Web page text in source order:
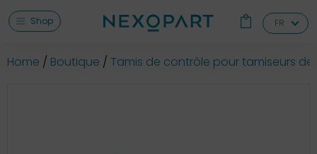
Shop FR
Home Boutique Tamis de contrôle pour tamiseurs